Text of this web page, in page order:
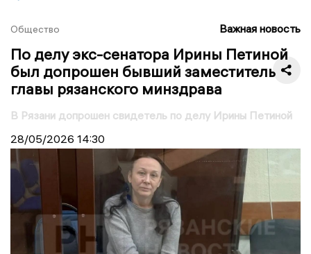
Общество Важная новость
По делу экс-сенатора Ирины Петиной
был допрошен бывший заместитель
главы рязанского минздрава
В Рязани допрошен свидетель по делу Ирины Петиной
28/05/2026 14:30